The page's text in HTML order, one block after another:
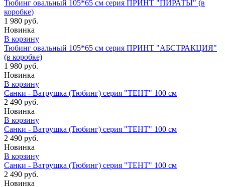
Тюбинг овальный 105*65 см серия ПРИНТ "ПИРАТЫ" (в
коробке)
1 980 руб.
Новинка
В корзину
Тюбинг овальный 105*65 см серия ПРИНТ "АБСТРАКЦИЯ"
(в коробке)
1 980 руб.
Новинка
В корзину
Санки - Ватрушка (Тюбинг) серия "ТЕНТ" 100 см
2 490 руб.
Новинка
В корзину
Санки - Ватрушка (Тюбинг) серия "ТЕНТ" 100 см
2 490 руб.
Новинка
В корзину
Санки - Ватрушка (Тюбинг) серия "ТЕНТ" 100 см
2 490 руб.
Новинка